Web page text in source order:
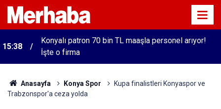
15:38
Konyalı patron 70 bin TL maaşla personel arıyor!
İşte o firma
Anasayfa Konya Spor
Kupa finalistleri Konyaspor ve
Trabzonspor'a ceza yolda